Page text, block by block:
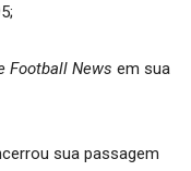
Football News em sua
sua passagem